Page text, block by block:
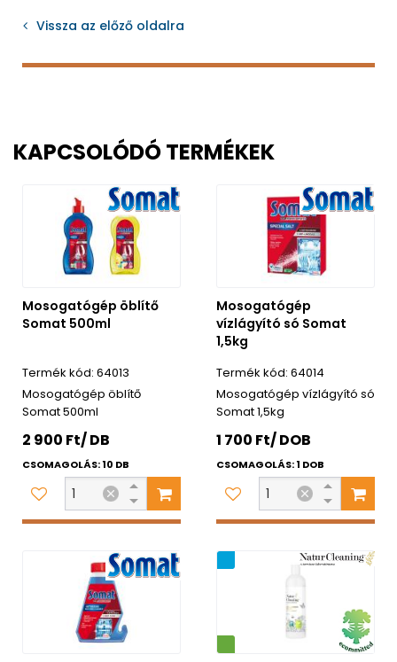
Vissza az előző oldalra
KAPCSOLÓDÓ TERMÉKEK
Mosogatógép öblítő
Somat 500ml
64013
Mosogatógép öblítő
Somat 500ml
2 900 Ft/ DB
CSOMAGOLÁS: 10 DB
Mosogatógép
vízlágyító só Somat
1,5kg
64014
Mosogatógép vízlágyító só
Somat 1,5kg
1 700 Ft/ DOB
CSOMAGOLÁS: 1 DOB
Újdonság
Környezetbarát